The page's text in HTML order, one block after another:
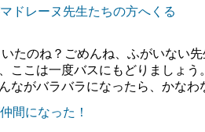
ドレーヌ先生たちの方へくる
いたのね？ごめんね、ふがいない先
ここは一度バスにもどりましょう。
ながバラバラになったら、かなわ
間になった！